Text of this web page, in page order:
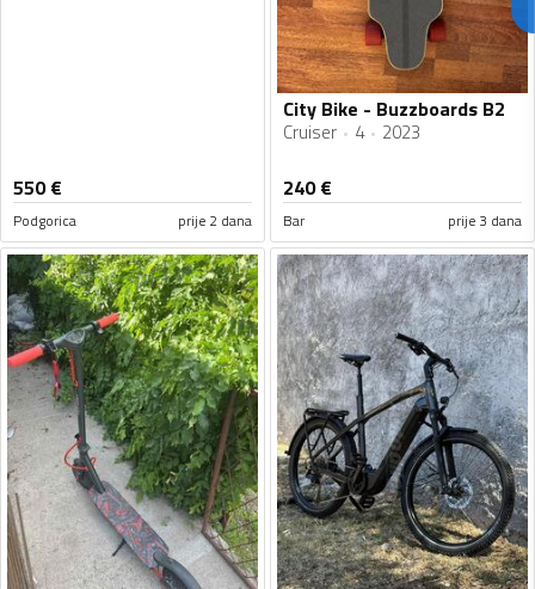
550€
Podgorica prije 2 dana
City Bike - Buzzboards B2
Cruiser 4 2023
240€
Bar prije 3 dana